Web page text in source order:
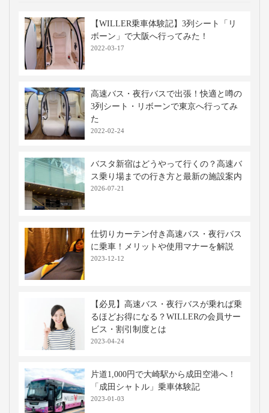
【WILLER乗車体験記】3列シート「リ
ボーン」で大阪へ行ってみた！
2022-03-17
高速バス・夜行バスで出張！快適と噂の
3列シート・リボーンで東京へ行ってみ
た
2022-02-24
バスタ新宿はどうやって行くの？高速バ
ス乗り場までの行き方と最新の施設案内
2026-07-21
仕切りカーテン付き高速バス・夜行バス
に乗車！メリットや使用マナーを解説
2023-12-12
【必見】高速バス・夜行バスが乗れば乗
るほどお得になる？WILLERの会員サー
ビス・割引制度とは
2023-04-24
片道1,000円で大崎駅から成田空港へ！
「成田シャトル」乗車体験記
2023-01-03